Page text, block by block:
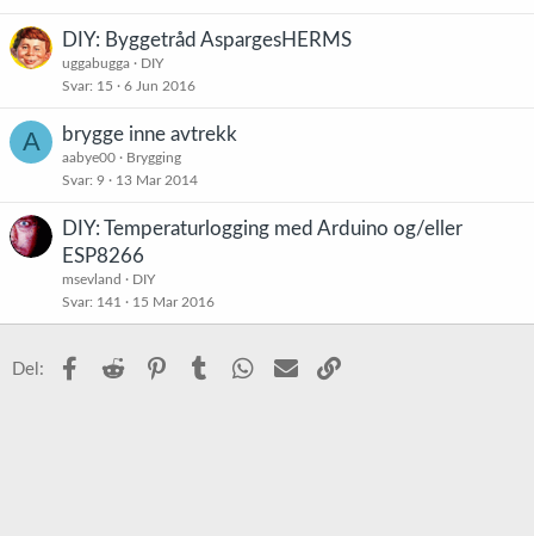
DIY: Byggetråd AspargesHERMS
uggabugga
DIY
Svar 15 6 Jun 2016
A brygge inne avtrekk
aabye00
Brygging
Svar 9 13 Mar 2014
DIY: Temperaturlogging med Arduino og/eller
ESP8266
msevland
DIY
Svar 141 15 Mar 2016
Del: Facebook
Reddit PinterestTumblr WhatsApp
E-post